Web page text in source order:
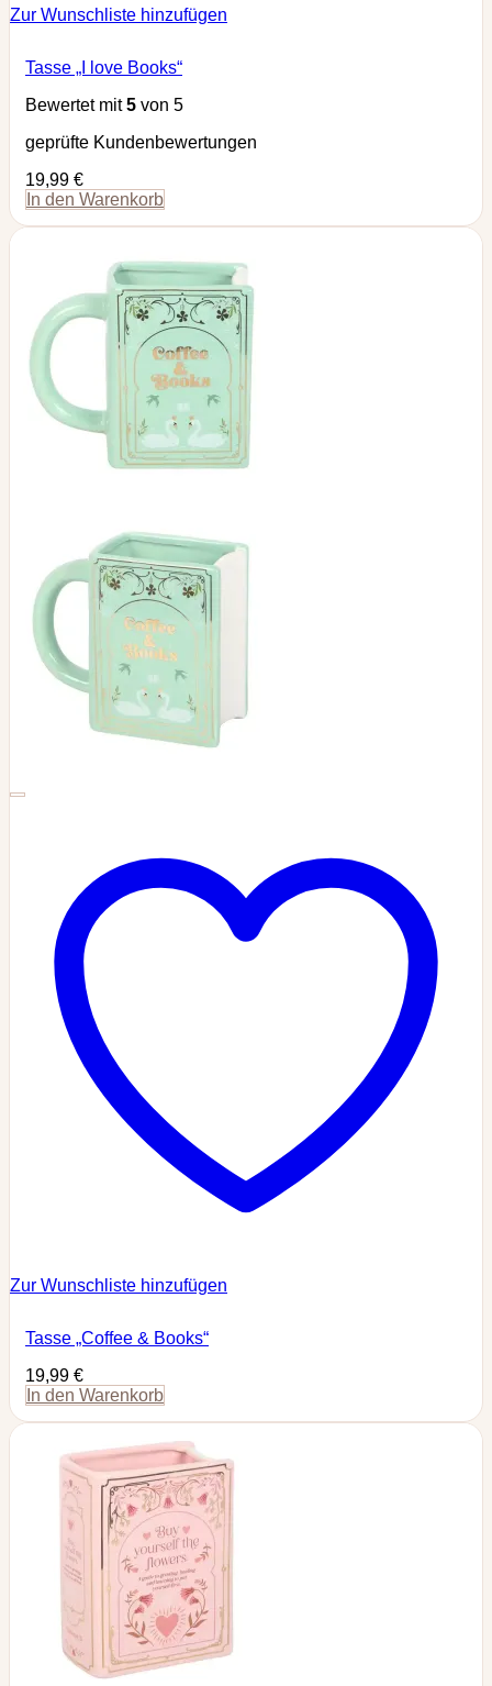
Zur Wunschliste hinzufügen
Tasse „I love Books“
Bewertet mit5 von 5
geprüfte Kundenbewertungen
19,99 €
In den Warenkorb
Zur Wunschliste hinzufügen
Tasse „Coffee & Books“
19,99 €
In den Warenkorb